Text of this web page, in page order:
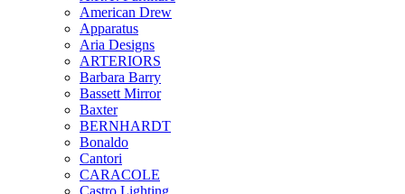
American Drew
Apparatus
Aria Designs
ARTERIORS
Barbara Barry
Bassett Mirror
Baxter
BERNHARDT
Bonaldo
Cantori
CARACOLE
Castro Lighting